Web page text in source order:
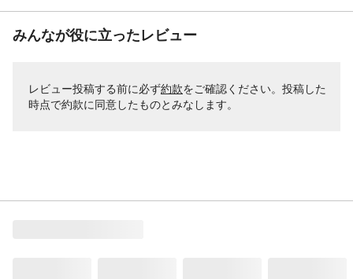
みんなが役に立ったレビュー
レビュー投稿する前に必ず約款をご確認ください。投稿した
時点で約款に同意したものとみなします。